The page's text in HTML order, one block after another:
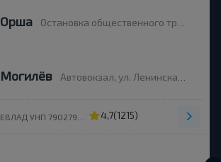
Орша Остановка общественного транспорта Улица Строителей
Могилёв Автовокзал, ул. Ленинская 93
4,7(1215)